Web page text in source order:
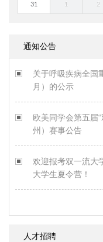
31 1 2
通知公告
关于呼吸疾病全国
月）的公示
欧美同学会第五届
州）赛事公告
欢迎报考双一流大
大学生夏令营！
人才招聘